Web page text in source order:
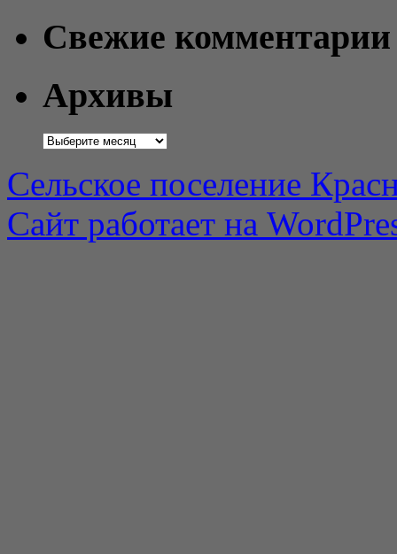
Свежие комментарии
Архивы
Архивы
Сельское поселение
Сайт работает на